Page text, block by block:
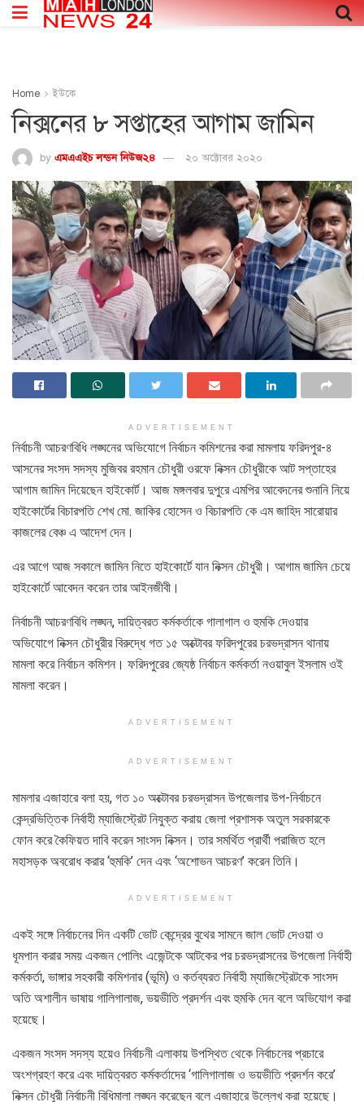
Home ইউকে
নিক্সনের ৮ সপ্তাহের আগাম জামিন
by এমএএইচ লন্ডন নিউজ২৪ ২০ অক্টোবর ২০২০
ADVERTISEMENT
নির্বাচনী আচরণবিধি লঙ্ঘনের অভিযোগে নির্বাচন কমিশনের করা মামলায় ফরিদপুর-৪
আসনের সংসদ সদস্য মুজিবর রহমান চৌধুরী ওরফে নিক্সন চৌধুরীকে আট সপ্তাহের
আগাম জামিন দিয়েছেন হাইকোর্ট। আজ মঙ্গলবার দুপুরে এমপির আবেদনের শুনানি নিয়ে
হাইকোর্টের বিচারপতি শেখ মো. জাকির হোসেন ও বিচারপতি কে এম জাহিদ সারোয়ার
কাজলের বেঞ্চ এ আদেশ দেন।
এর আগে আজ সকালে জামিন নিতে হাইকোর্টে যান নিক্সন চৌধুরী। আগাম জামিন চেয়ে
হাইকোর্টে আবেদন করেন তার আইনজীবী।
নির্বাচনী আচরণবিধি লঙ্ঘন, দায়িত্বরত কর্মকর্তাকে গালাগাল ও হুমকি দেওয়ার
অভিযোগে নিক্সন চৌধুরীর বিরুদ্ধে গত ১৫ অক্টোবর ফরিদপুরের চরভদ্রাসন থানায়
মামলা করে নির্বাচন কমিশন। ফরিদপুরের জ্যেষ্ঠ নির্বাচন কর্মকর্তা নওয়াবুল ইসলাম ওই
মামলা করেন।
ADVERTISEMENT
ADVERTISEMENT
মামলার এজাহারে বলা হয়, গত ১০ অক্টোবর চরভদ্রাসন উপজেলার উপ-নির্বাচনে
কেন্দ্রভিত্তিক নির্বাহী ম্যাজিস্ট্রেট নিযুক্ত করায় জেলা প্রশাসক অতুল সরকারকে
ফোন করে কৈফিয়ত দাবি করেন সাংসদ নিক্সন। তার সমর্থিত প্রার্থী পরাজিত হলে
মহাসড়ক অবরোধ করার ‘হুমকি’ দেন এবং ‘অশোভন আচরণ’ করেন তিনি।
ADVERTISEMENT
একই সঙ্গে নির্বাচনের দিন একটি ভোট কেন্দ্রের বুথের সামনে জাল ভোট দেওয়া ও
ধূমপান করার সময় একজন পোলিং এজেন্টকে আটকের পর চরভদ্রাসনের উপজেলা নির্বাহী
কর্মকর্তা, ভাঙ্গার সহকারী কমিশনার (ভূমি) ও কর্তব্যরত নির্বাহী ম্যাজিস্ট্রেটকে সাংসদ
অতি অশালীন ভাষায় গালিগালাজ, ভয়ভীতি প্রদর্শন এবং হুমকি দেন বলে অভিযোগ করা
হয়েছে।
একজন সংসদ সদস্য হয়েও নির্বাচনী এলাকায় উপস্থিত থেকে নির্বাচনের প্রচারে
অংশগ্রহণ করে এবং দায়িত্বরত কর্মকর্তাদের ‘গালিগালাজ ও ভয়ভীতি প্রদর্শন করে’
নিক্সন চৌধুরী নির্বাচনী বিধিমালা লঙ্ঘন করেছেন বলে এজাহারে উল্লেখ করা হয়েছে।